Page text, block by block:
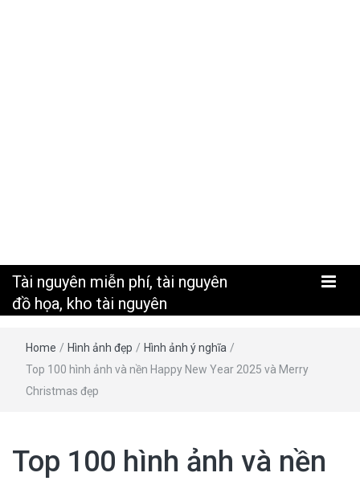
Tài nguyên miễn phí, tài nguyên
đồ họa, kho tài nguyên
Home / Hình ảnh đẹp / Hình ảnh ý nghĩa /
Top 100 hình ảnh và nền Happy New Year 2025 và Merry
Christmas đẹp
Top 100 hình ảnh và nền